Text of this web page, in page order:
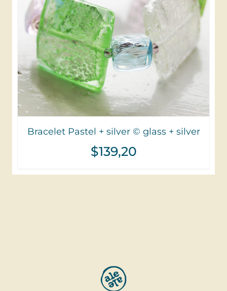
Bracelet Pastel + silver © glass + silver
$139,20